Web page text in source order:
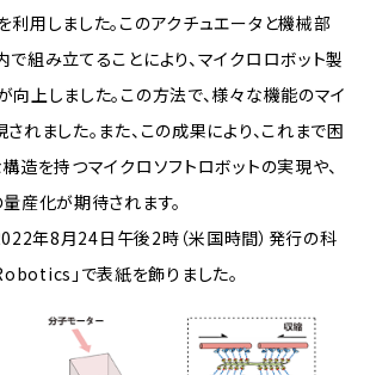
用しました。このアクチュエータと機械部
組み立てることにより、マイクロロボット製
上しました。この方法で、様々な機能のマイ
れました。また、この成果により、これまで困
造を持つマイクロソフトロボットの実現や、
産化が期待されます。
年8月24日午後2時（米国時間）発行の科
」で表紙を飾りました。